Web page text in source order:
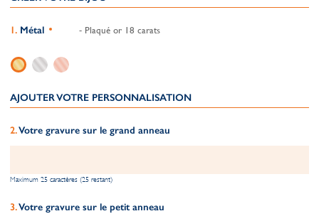
Métal - Plaqué or 18 carats
AJOUTER VOTRE PERSONNALISATION
Votre gravure sur le grand anneau
Maximum 25 caractères (25 restant)
Votre gravure sur le petit anneau